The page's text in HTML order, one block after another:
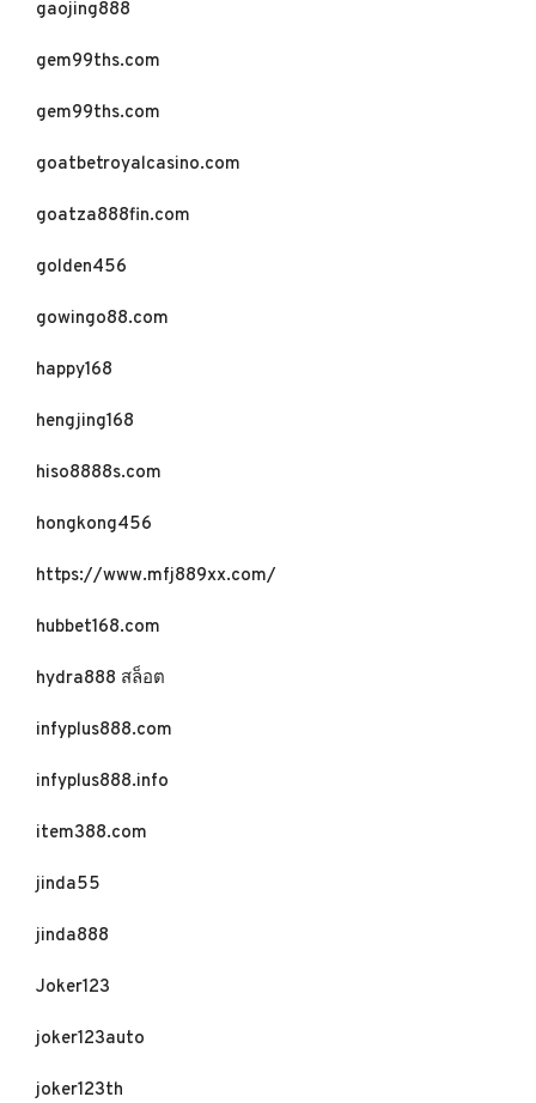
gaojing888
gem99ths.com
gem99ths.com
goatbetroyalcasino.com
goatza888fin.com
golden456
gowingo88.com
happy168
hengjing168
hiso8888s.com
hongkong456
https://www.mfj889xx.com/
hubbet168.com
hydra888 สล็อต
infyplus888.com
infyplus888.info
item388.com
jinda55
jinda888
Joker123
joker123auto
joker123th